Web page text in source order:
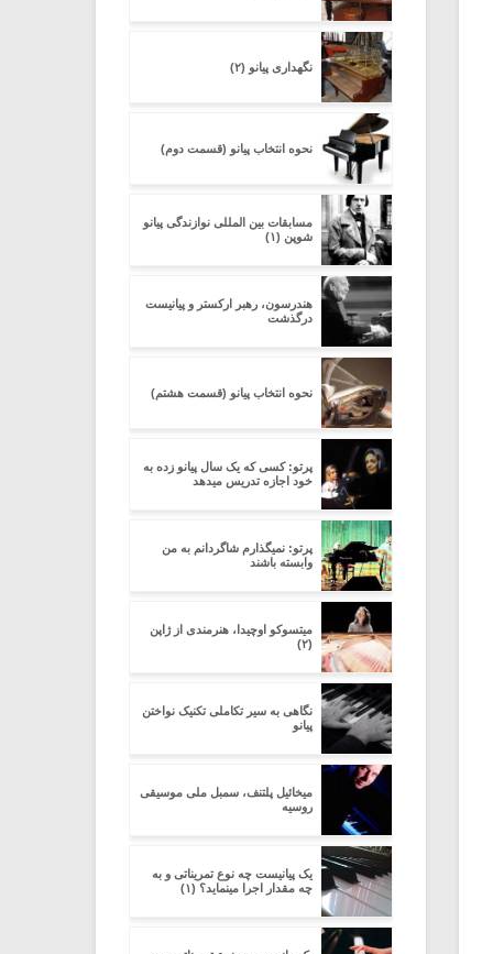
نگهداری پیانو (۲)
نحوه انتخاب پیانو (قسمت دوم)
مسابقات بین المللی نوازندگی پیانو
شوپن (۱)
هندرسون، رهبر ارکستر و پیانیست
درگذشت
نحوه انتخاب پیانو (قسمت هشتم)
پرتو: کسی که یک سال پیانو زده به
خود اجازه تدریس میدهد
پرتو: نمیگذارم شاگردانم به من
وابسته باشند
میتسوکو اوچیدا، هنرمندی از ژاپن
(۲)
نگاهی به سیر تکاملی تکنیک نواختن
پیانو
میخائیل پلتنف، سمبل ملی موسیقی
روسیه
یک پیانیست چه نوع تمریناتی و به
چه مقدار اجرا مینماید؟ (۱)